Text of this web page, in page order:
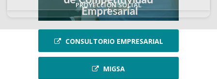
PROYECCIÓN SOCIAL
+
CONSULTORIO EMPRESARIAL
MIGSA